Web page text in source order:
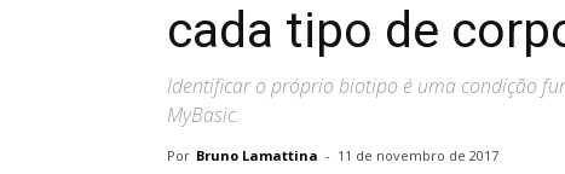
cada tipo de
Identificar o próprio biotipo é uma condição
MyBasic.
Por Bruno Lamattina - 11 de novembro de 2017